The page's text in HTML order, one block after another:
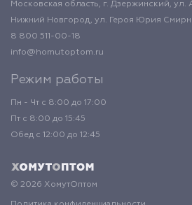
Московская область, г. Дзержинский, ул.
Нижний Новгород, ул. Героя Юрия
8 800 511-00-18
info@homutoptom.ru
Режим работы
Пн - Чт с 8:00 до 17:00
Пт с 8:00 до 15:45
Обед с 12:00 до 12:45
© 2026 ХомутОптом